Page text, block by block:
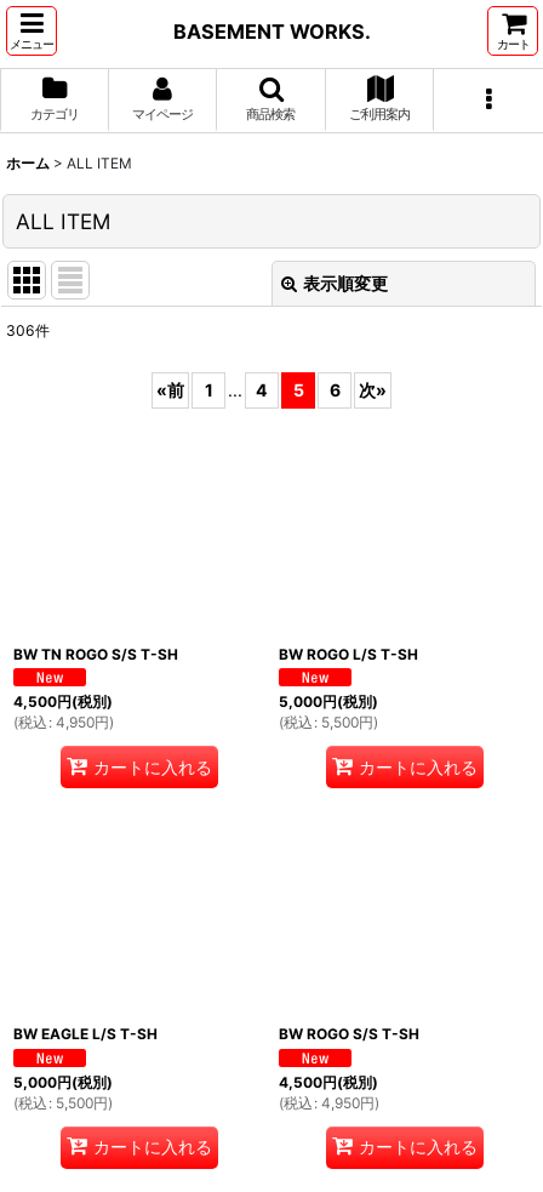
メニュー
BASEMENT WORKS.
カート
カテゴリ マイページ 商品検索 ご利用案内
ホーム > ALL ITEM
ALL ITEM
表示順変更
306件
«前 1 ... 4 5 6 次»
BW TN ROGO S/S T-SH
4,500円(税別)
(税込 : 4,950円)
カートに入れる
BW ROGO L/S T-SH
5,000円(税別)
(税込 : 5,500円)
カートに入れる
BW EAGLE L/S T-SH
5,000円(税別)
(税込 : 5,500円)
カートに入れる
BW ROGO S/S T-SH
4,500円(税別)
(税込 : 4,950円)
カートに入れる